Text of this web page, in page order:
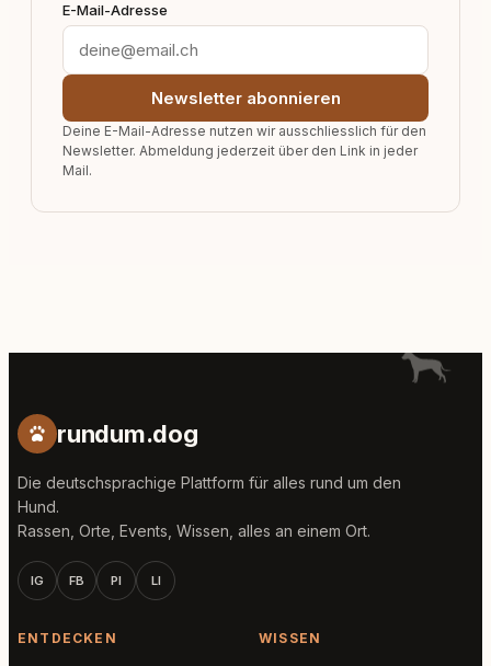
E-Mail-Adresse
Newsletter abonnieren
Deine E-Mail-Adresse nutzen wir ausschliesslich für den
Newsletter. Abmeldung jederzeit über den Link in jeder
Mail.
rundum.dog
Die deutschsprachige Plattform für alles rund um den
Hund.
Rassen, Orte, Events, Wissen, alles an einem Ort.
IG FB PI LI
ENTDECKEN WISSEN